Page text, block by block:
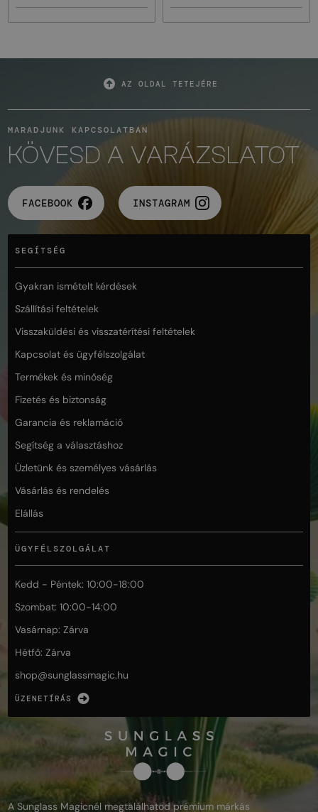
AZ OLDAL TETEJÉRE
MARADJUNK KAPCSOLATBAN
KÖVESD A VARÁZSLATOT
FACEBOOK INSTAGRAM
SEGÍTSÉG
Gyakran ismételt kérdések
Szállítási feltételek
Visszaküldési és visszatérítési feltételek
Kapcsolat és ügyfélszolgálat
Termékek és minőség
Fizetés és biztonság
Garancia és reklamáció
Segítség a választáshoz
Üzletünk és személyes vásárlás
Vásárlás és rendelés
Elállás
ÜGYFÉLSZOLGÁLAT
Kedd - Péntek: 10:00-18:00
Szombat: 10:00-14:00
Vasárnap: Zárva
Hétfő: Zárva
shop@sunglassmagic.hu
ÜZENETÍRÁS
A Sunglass Magicnél megtalálhatod prémium márkás